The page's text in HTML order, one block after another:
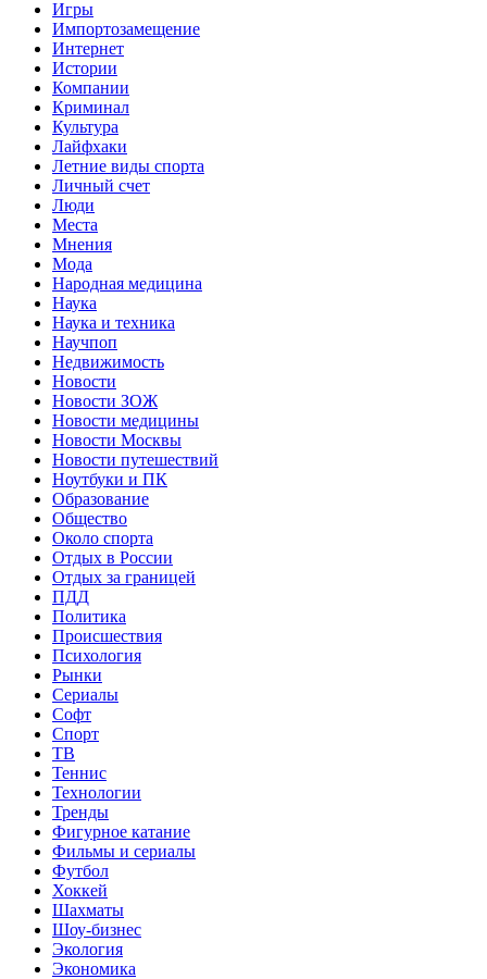
Игры
Импортозамещение
Интернет
Истории
Компании
Криминал
Культура
Лайфхаки
Летние виды спорта
Личный счет
Люди
Места
Мнения
Мода
Народная медицина
Наука
Наука и техника
Научпоп
Недвижимость
Новости
Новости ЗОЖ
Новости медицины
Новости Москвы
Новости путешествий
Ноутбуки и ПК
Образование
Общество
Около спорта
Отдых в России
Отдых за границей
ПДД
Политика
Происшествия
Психология
Рынки
Сериалы
Софт
Спорт
ТВ
Теннис
Технологии
Тренды
Фигурное катание
Фильмы и сериалы
Футбол
Хоккей
Шахматы
Шоу-бизнес
Экология
Экономика